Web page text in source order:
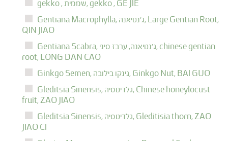
gekko ,
שממית, gekko , GE JIE
Gentiana Macrophylla,
ג'נטיאנה, Large Gentian Root,
QIN JIAO
Gentiana Scabra,
ג'נטיאנה, ערבז סיני, chinese gentian
root, LONG DAN CAO
Ginkgo Semen,
גינקו בילובה, Ginkgo Nut, BAI GUO
Gleditsia Sinensis,
גלדיטסיה, Chinese honeylocust
fruit, ZAO JIAO
Gleditsia Sinensis,
גלדיטסיה, Gleditisia thorn, ZAO
JIAO CI